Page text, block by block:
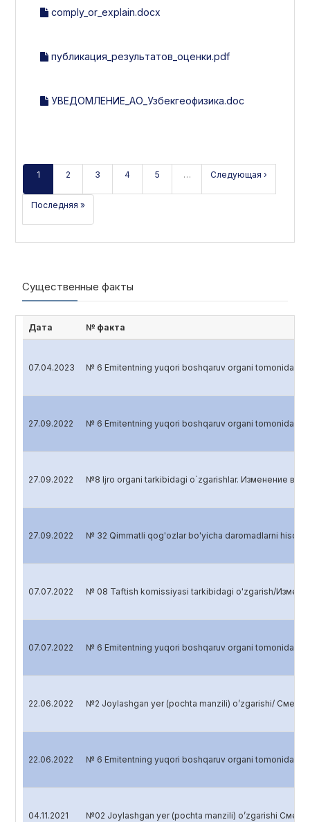
comply_or_explain.docx
публикация_результатов_оценки.pdf
УВЕДОМЛЕНИЕ_АО_Узбекгеофизика.doc
1 2 3 4 5 … Следующая ›
Последняя »
Существенные факты
Дата № факта
07.04.2023 № 6 Emitentning yuqori boshqaruv organi tomonidan
27.09.2022 № 6 Emitentning yuqori boshqaruv organi tomonidan
27.09.2022 №8 Ijro organi tarkibidagi o`zgarishlar. Изменение в
27.09.2022 № 32 Qimmatli qog'ozlar bo'yicha daromadlarni
07.07.2022 № 08 Taftish komissiyasi tarkibidagi o'zgarish/
07.07.2022 № 6 Emitentning yuqori boshqaruv organi tomonidan
22.06.2022 №2 Joylashgan yer (pochta manzili) o’zgarishi/
22.06.2022 № 6 Emitentning yuqori boshqaruv organi tomonidan
04.11.2021 №02 Joylashgan yer (pochta manzili) o’zgarishi